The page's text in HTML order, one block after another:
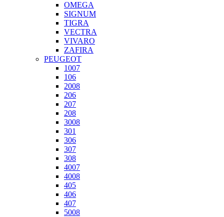
OMEGA
SIGNUM
TIGRA
VECTRA
VIVARO
ZAFIRA
PEUGEOT
1007
106
2008
206
207
208
3008
301
306
307
308
4007
4008
405
406
407
5008